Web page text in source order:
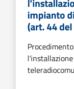
impianto
(art. 44